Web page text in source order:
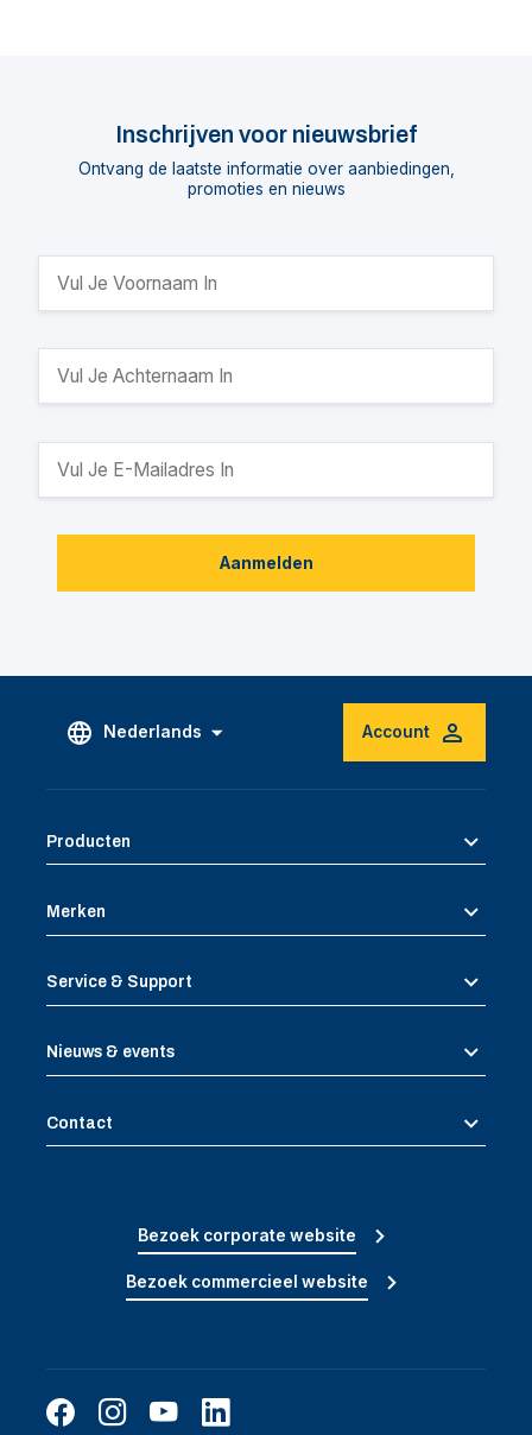
Inschrijven voor nieuwsbrief
Ontvang de laatste informatie over aanbiedingen,
promoties en nieuws
Aanmelden
Nederlands Account
Producten
Merken
Service & Support
Nieuws & events
Contact
Bezoek corporate website
Bezoek commercieel website